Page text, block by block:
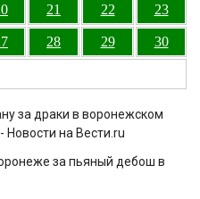
21 22 23
28 29 30
за драки в воронежском
на Вести.ru
за пьяный дебош в